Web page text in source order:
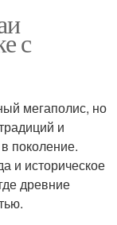
с
мегаполис, но
и
поколение.
и историческое
древние